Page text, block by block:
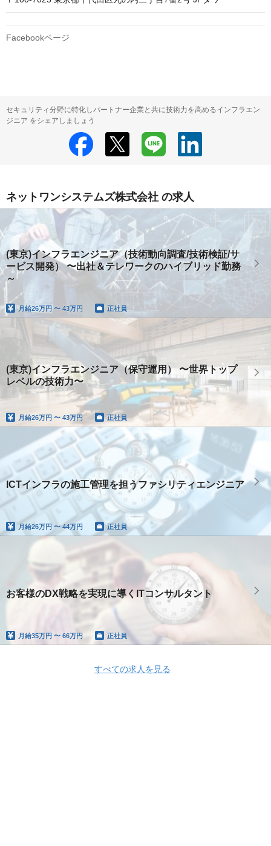
Facebookページ
セキュリティ分野に特化しパートナー企業と共に技術力を高めるインフラエン
ジニア をシェアしましょう
ネットワンシステムズ株式会社 の求人
(東京)インフラエンジニア（技術動向調査/技術検証/サ
ービス開発） 〜出社＆テレワークのハイブリッド勤務
～
月給26万円 〜 43万円 正社員
(東京)インフラエンジニア（保守運用） 〜世界トップ
レベルの技術力〜
月給26万円 〜 43万円 正社員
ICTインフラの施工管理を担うファシリティエンジニア
月給26万円 〜 44万円 正社員
お客様のDX戦略を実現に導くITコンサルタント
月給35万円 〜 66万円 正社員
すべての求人を見る